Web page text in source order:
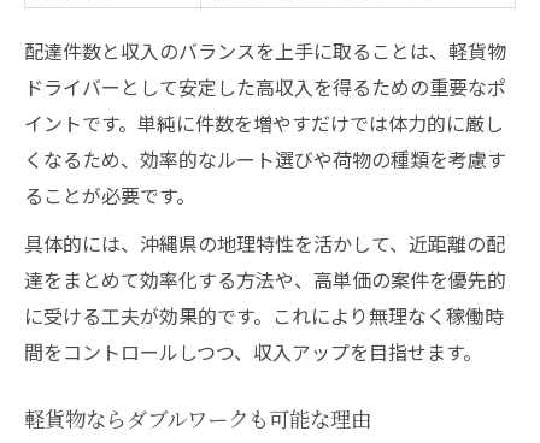
配達件数と収入のバランスを上手に取ることは、軽貨物
ドライバーとして安定した高収入を得るための重要なポ
イントです。単純に件数を増やすだけでは体力的に厳し
くなるため、効率的なルート選びや荷物の種類を考慮す
ることが必要です。
具体的には、沖縄県の地理特性を活かして、近距離の配
達をまとめて効率化する方法や、高単価の案件を優先的
に受ける工夫が効果的です。これにより無理なく稼働時
間をコントロールしつつ、収入アップを目指せます。
軽貨物ならダブルワークも可能な理由